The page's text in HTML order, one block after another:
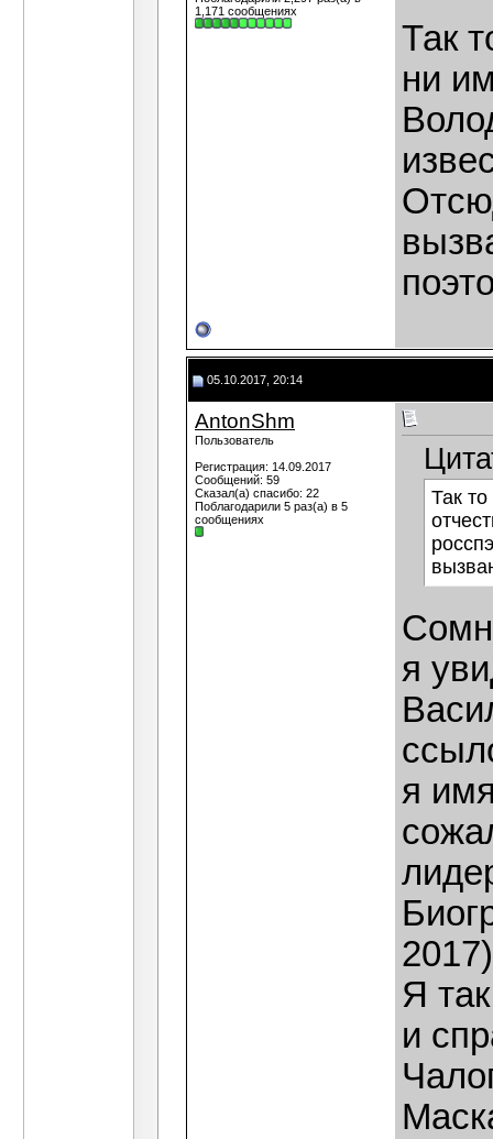
1,171 сообщениях
Так
ни
05.10.2017, 20:14
AntonShm
Пользователь
Регистрация: 14.09.2017
Сообщений: 59
Сказал(а) спасибо: 22
Поблагодарили 5 раз(а) в 5
сообщениях
Так
я
я
Я
и